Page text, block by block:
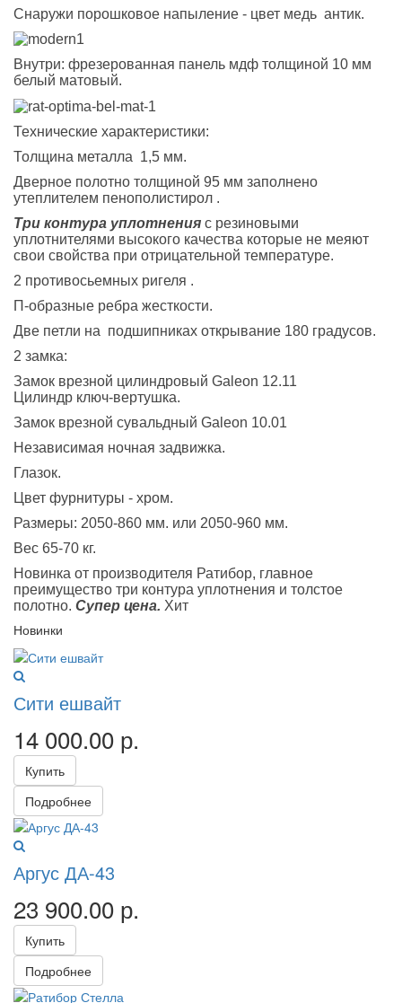
Снаружи порошковое напыление - цвет медь антик.
Внутри: фрезерованная панель мдф толщиной 10 мм
белый матовый.
Технические характеристики:
Толщина металла 1,5 мм.
Дверное полотно толщиной 95 мм заполнено
утеплителем пенополистирол .
Три контура уплотнения с резиновыми
уплотнителями высокого качества которые не меяют
свои свойства при отрицательной температуре.
2 противосьемных ригеля .
П-образные ребра жесткости.
Две петли на подшипниках открывание 180 градусов.
2 замка:
Замок врезной цилиндровый Galeon 12.11
Цилиндр ключ-вертушка.
Замок врезной сувальдный Galeon 10.01
Независимая ночная задвижка.
Глазок.
Цвет фурнитуры - хром.
Размеры: 2050-860 мм. или 2050-960 мм.
Вес 65-70 кг.
Новинка от производителя Ратибор, главное
преимущество три контура уплотнения и толстое
полотно. Супер цена. Хит
Новинки
Сити ешвайт
14 000.00 р.
Купить
Подробнее
Аргус ДА-43
23 900.00 р.
Купить
Подробнее